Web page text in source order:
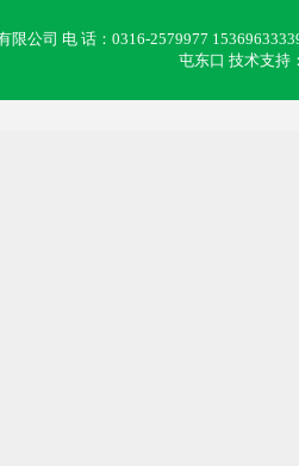
公司 电 话：0316-2579977
屯东口 技术支持